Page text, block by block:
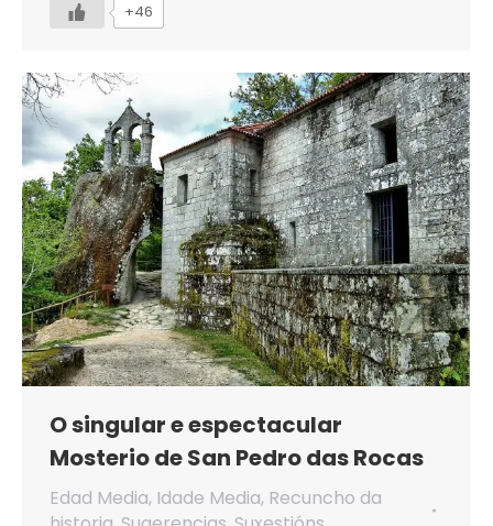
+46
O singular e espectacular
Mosterio de San Pedro das Rocas
Edad Media, Idade Media, Recuncho da